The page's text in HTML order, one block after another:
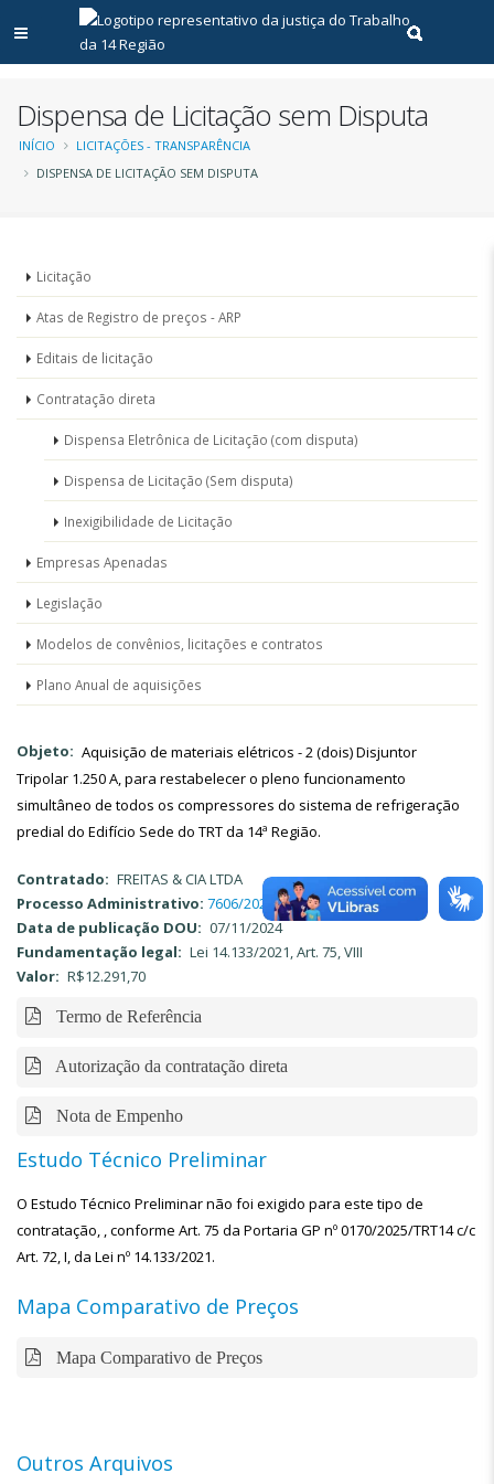
Abrir menu principal
Realizar
Dispensa de Licitação sem Disputa
Trilha
INÍCIO
LICITAÇÕES - TRANSPARÊNCIA
DISPENSA DE LICITAÇÃO SEM DISPUTA
Menu
Licitações
Licitação
Atas de Registro de preços - ARP
Editais de licitação
Contratação direta
Dispensa Eletrônica de Licitação (com disputa)
Dispensa de Licitação (Sem disputa)
Inexigibilidade de Licitação
Empresas Apenadas
Legislação
Modelos de convênios, licitações e contratos
Plano Anual de aquisições
Objeto
Aquisição de materiais elétricos - 2 (dois) Disjuntor
Tripolar 1.250 A, para restabelecer o pleno funcionamento
simultâneo de todos os compressores do sistema de refrigeração
predial do Edifício Sede do TRT da 14ª Região.
Contratado
FREITAS & CIA LTDA
Processo Administrativo: 7606/2024
Data de publicação DOU
07/11/2024
Fundamentação legal
Lei 14.133/2021, Art. 75, VIII
Valor
R$12.291,70
Termo de Referência
Autorização da contratação direta
Nota de Empenho
Estudo Técnico Preliminar
O Estudo Técnico Preliminar não foi exigido para este tipo de
contratação, , conforme Art. 75 da Portaria GP nº 0170/2025/TRT14 c/c
Art. 72, I, da Lei nº 14.133/2021.
Mapa Comparativo de Preços
Mapa Comparativo de Preços
Outros Arquivos